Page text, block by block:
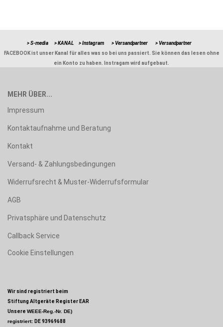
> S-media > KANAL > Instagram > Versandpartner
> Versandpartner
FACEBOOK ist unser Kanal für alles was so bei uns passiert. Sie können das lesen ohne
ein Konto zu haben. Instragam wird aufgebaut.
MEHR ÜBER...
Impressum
Kontaktaufnahme und Beratung
Kontakt
Versand- & Zahlungsbedingungen
Widerrufsrecht & Muster-Widerrufsformular
AGB
Privatsphäre und Datenschutz
Callback Service
Cookie Einstellungen
Wir sind registriert beim
Stiftung Altgeräte Register EAR
Unsere WEEE-Reg.-Nr. DE)
registriert: DE 93969688